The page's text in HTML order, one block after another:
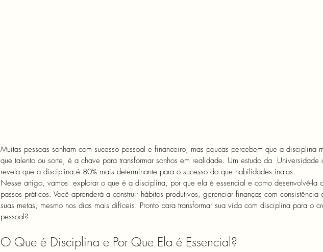
Muitas pessoas sonham com sucesso pessoal e financeiro, mas poucas percebem que a disciplina
que talento ou sorte, é a chave para transformar sonhos em realidade. Um estudo da  Universidade
revela que a disciplina é 80% mais determinante para o sucesso do que habilidades inatas.
Nesse artigo, vamos  explorar o que é a disciplina, por que ela é essencial e como desenvolvê-la
passos práticos. Você aprenderá a construir hábitos produtivos, gerenciar finanças com consistência
suas metas, mesmo nos dias mais difíceis. Pronto para transformar sua vida com disciplina para o
pessoal?
O Que é Disciplina e Por Que Ela é Essencial?